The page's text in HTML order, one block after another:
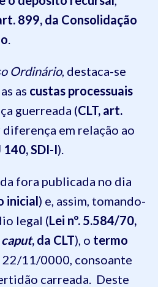
899, da Consolidação
.
Ordinário, destaca-se
as custas processuais
guerreada (CLT, art.
diferença em relação ao
140, SDI-I).
fora publicada no dia
inicial) e, assim, tomando-
legal (Lei nº. 5.584/70,
caput, da CLT), o termo
22/11/0000, consoante
carreada. Deste